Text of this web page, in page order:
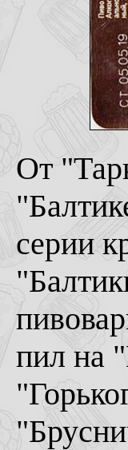
От
серии
пил на